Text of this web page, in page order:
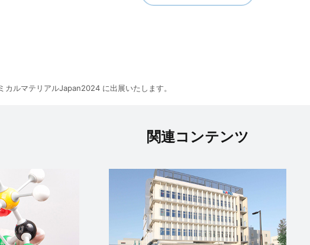
カルマテリアルJapan2024 に出展いたします。
関連コンテンツ